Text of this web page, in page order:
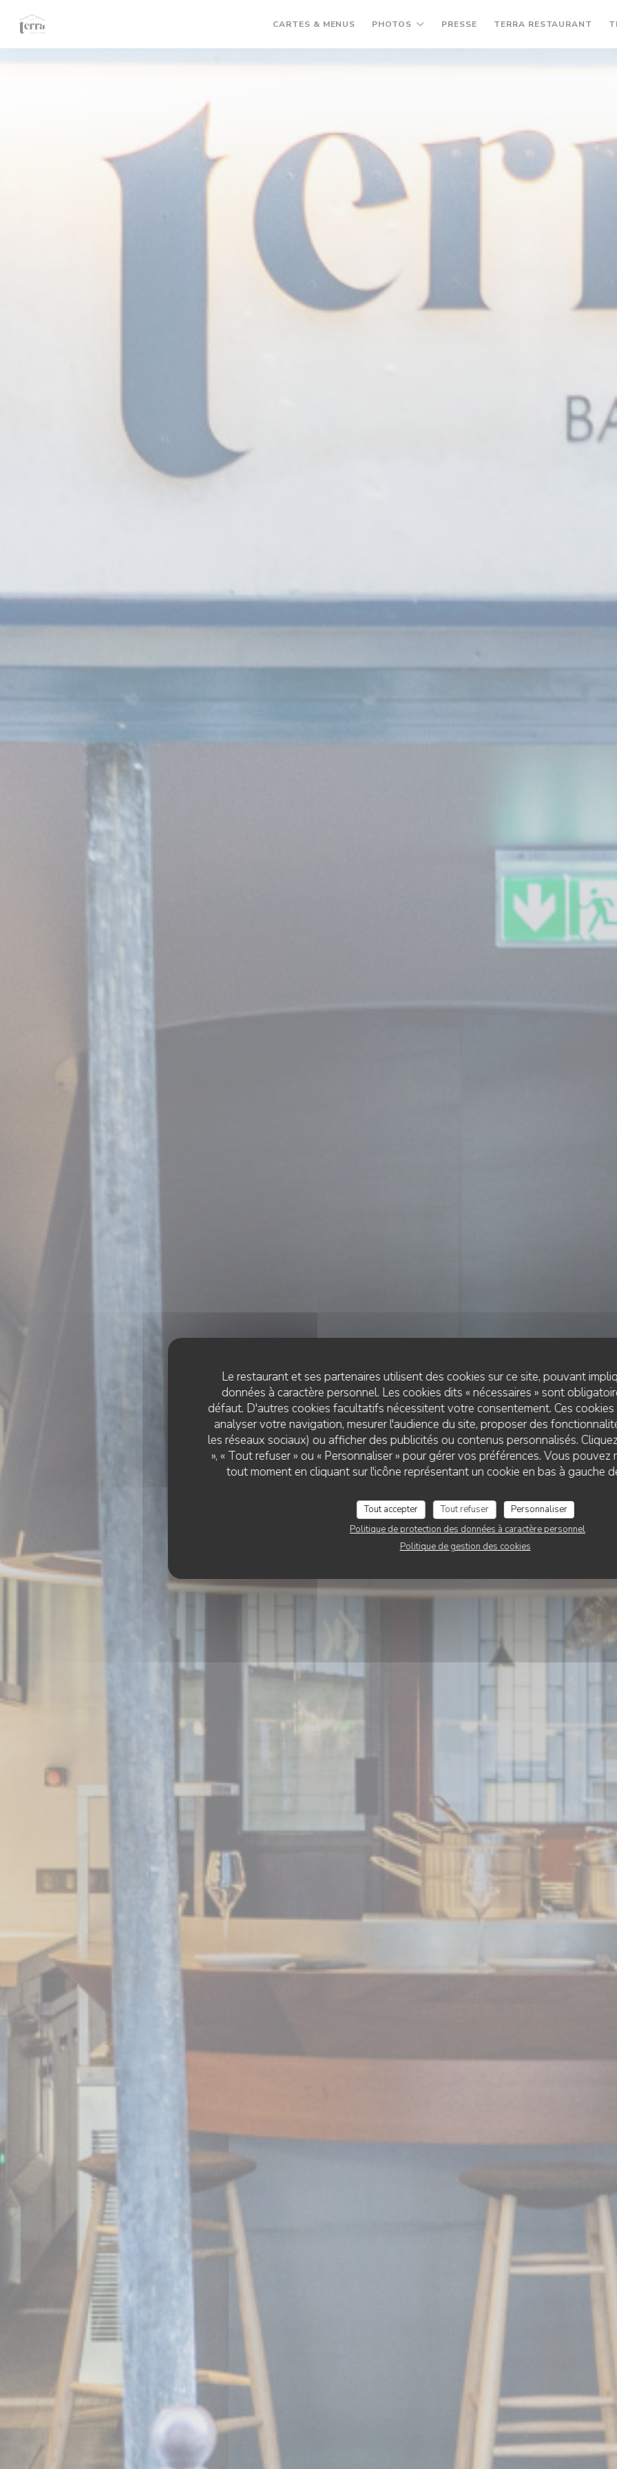
Le restaurant et ses partenaires utilisent des cookies sur ce site, pouvant
données à caractère personnel. Les cookies dits « nécessaires » sont
défaut. D'autres cookies facultatifs nécessitent votre consentement. Ces
analyser votre navigation, mesurer l'audience du site, proposer des
les réseaux sociaux) ou afficher des publicités ou contenus personnalisés.
», « Tout refuser » ou « Personnaliser » pour gérer vos préférences. Vous
tout moment en cliquant sur l'icône représentant un cookie en bas à gauche
Tout accepter Tout refuser
Personnaliser
Politique de protection des données à caractère personnel
Politique de gestion des cookies
CARTES & MENUS PHOTOS PRESSE TERRA RESTAURANT
BAR À VINS• PARIS
TERRA BAR A VINS
RÉSERVER